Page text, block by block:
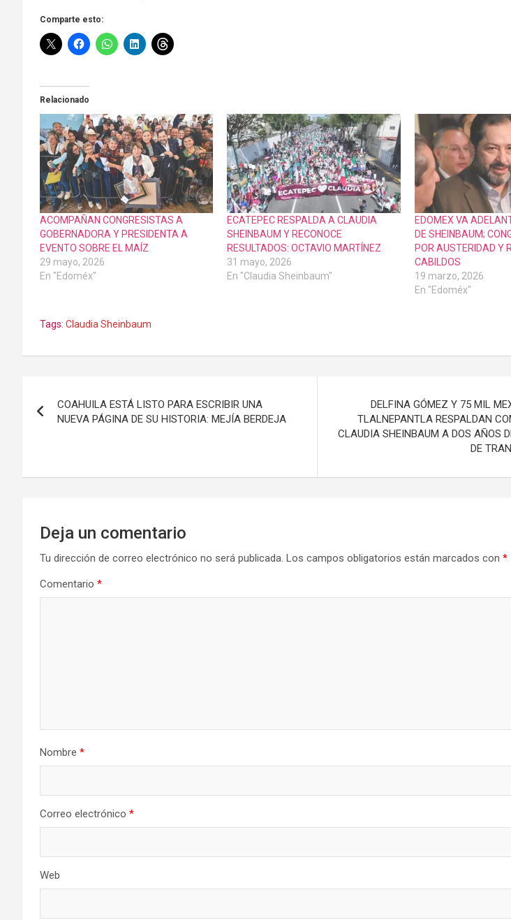
Comparte esto:
Relacionado
ACOMPAÑAN CONGRESISTAS A
GOBERNADORA Y PRESIDENTA A
EVENTO SOBRE EL MAÍZ
29 mayo, 2026
En "Edoméx"
ECATEPEC RESPALDA A CLAUDIA
SHEINBAUM Y RECONOCE
RESULTADOS: OCTAVIO MARTÍNEZ
31 mayo, 2026
En "Claudia Sheinbaum"
EDOMEX VA
DE SHEINBAUM;
POR AUSTERIDAD Y
CABILDOS
19 marzo, 2026
En "Edoméx"
Tags: Claudia Sheinbaum
de
COAHUILA ESTÁ LISTO PARA ESCRIBIR UNA
NUEVA PÁGINA DE SU HISTORIA: MEJÍA BERDEJA
DELFINA GÓMEZ Y 75 MIL
TLALNEPANTLA RESPALDAN
CLAUDIA SHEINBAUM A DOS AÑOS
DE
Deja un comentario
Tu dirección de correo electrónico no será publicada. Los campos obligatorios están marcados con *
Comentario *
Nombre *
Correo electrónico *
Web